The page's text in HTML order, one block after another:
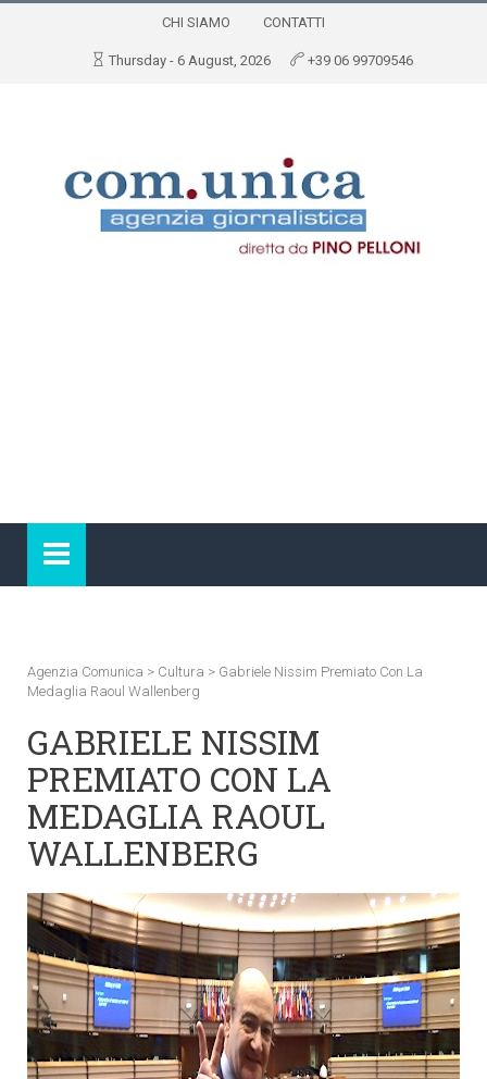
CHI SIAMO CONTATTI
Thursday - 6 August, 2026 +39 06 99709546
Agenzia Comunica > Cultura > Gabriele Nissim Premiato Con La
Medaglia Raoul Wallenberg
GABRIELE NISSIM
PREMIATO CON LA
MEDAGLIA RAOUL
WALLENBERG